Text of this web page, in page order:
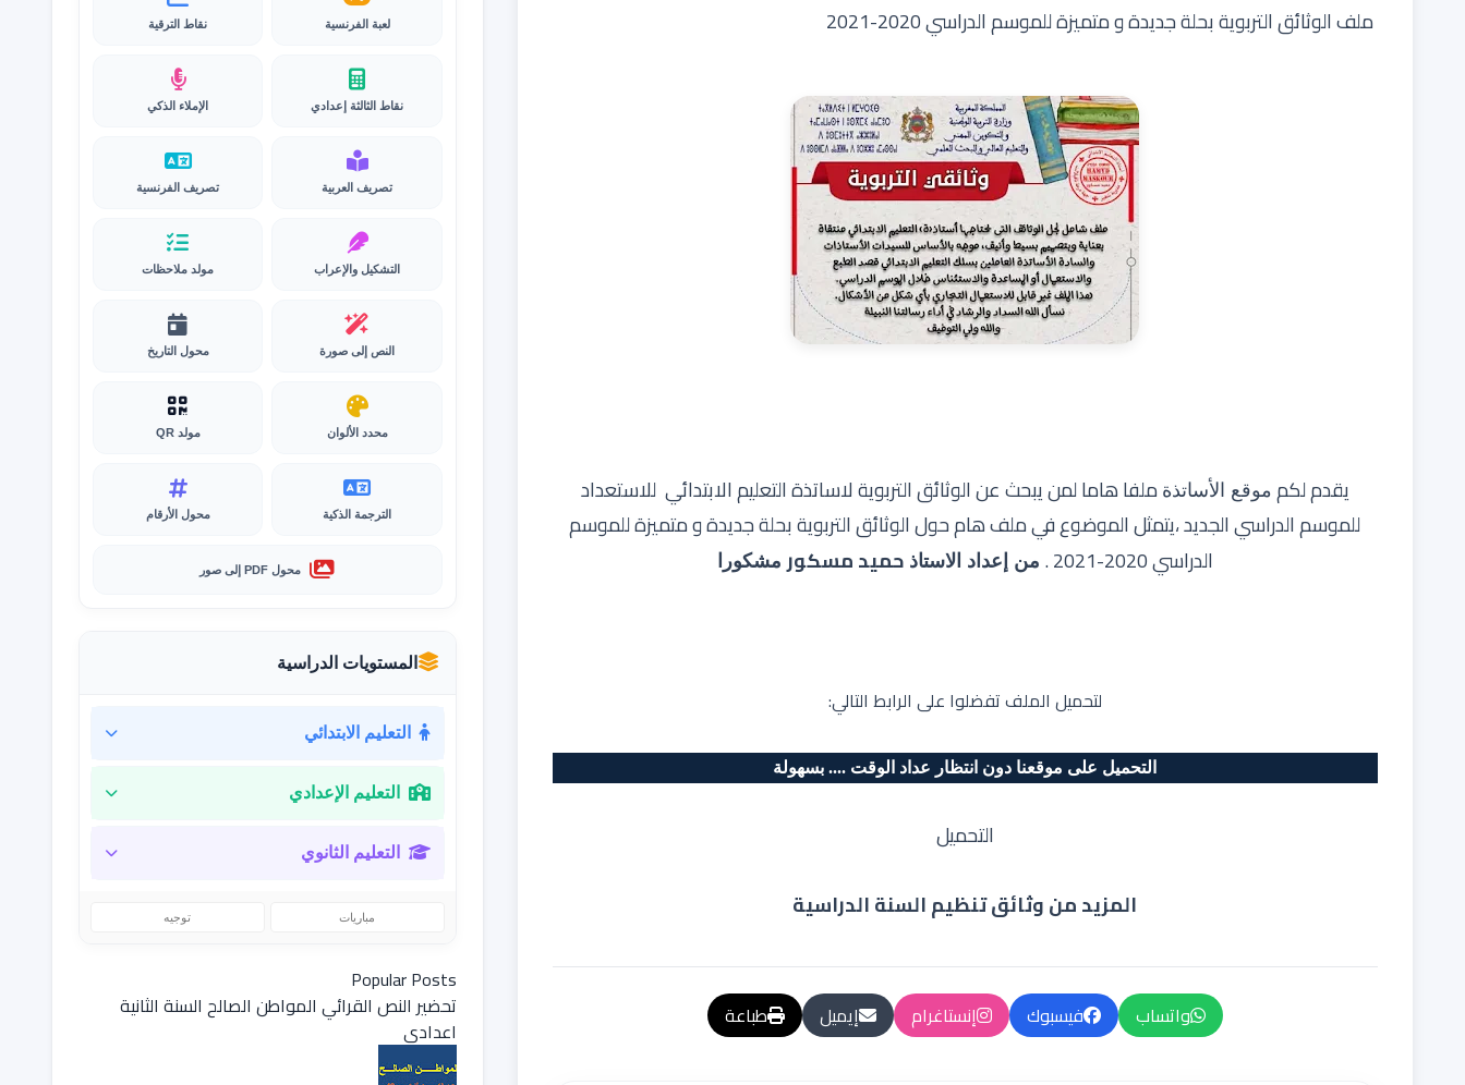
ملف الوثائق التربوية بحلة جديدة و متميزة للموسم الدراسي 2020-2021
يقدم لكمموقع الأساتذة ملفا هاما لمن يبحث عن الوثائق التربوية لاساتذة التعليم الابتدائي للاستعداد
للموسم الدراسي الجديد ،يتمثل الموضوع في ملف هام حول الوثائق التربوية بحلة جديدة و متميزة للموسم
الدراسي 2020-2021 .
من إعداد الاستاذحميد مسكور مشكورا
لتحميل الملف تفضلوا على الرابط التالي:
التحميل على موقعنا دون انتظار عداد الوقت .... بسهولة
التحميل
المزيد من وثائق تنظيم السنة الدراسية
واتساب فيسبوك إنستاغرام إيميل طباعة
لعبة الفرنسية نقاط الترقية
نقاط الثالثة إعدادي الإملاء الذكي
تصريف العربية تصريف الفرنسية
التشكيل والإعراب مولد ملاحظات
النص إلى صورة محول التاريخ
محدد الألوان مولد QR
الترجمة الذكية محول الأرقام
محول PDF إلى صور
المستويات الدراسية
التعليم الابتدائي
التعليم الإعدادي
التعليم الثانوي
مباريات توجيه
Popular Posts
تحضير النص القرائي المواطن الصالح السنة الثانية
اعدادي